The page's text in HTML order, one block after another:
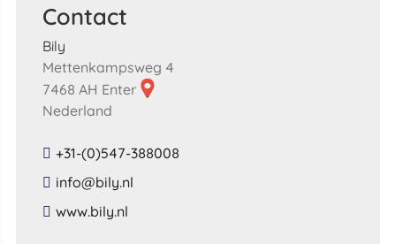
Contact
Bily
Mettenkampsweg 4
7468 AH Enter
Nederland
+31-(0)547-388008
​info​@​bily​.​nl​
​www​.​bily​.​nl​